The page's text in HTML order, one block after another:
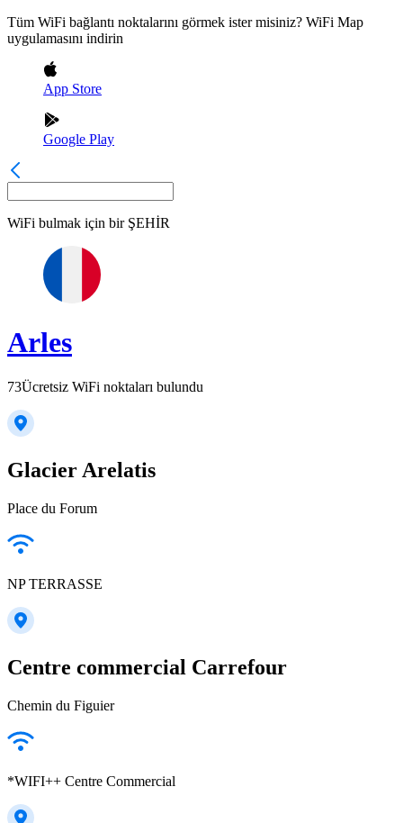
Tüm WiFi bağlantı noktalarını görmek ister misiniz? WiFi Map
uygulamasını indirin
App Store
Google Play
WiFi bulmak için bir ŞEHİR
Arles
73Ücretsiz WiFi noktaları bulundu
Glacier Arelatis
Place du Forum
NP TERRASSE
Centre commercial Carrefour
Chemin du Figuier
*WIFI++ Centre Commercial